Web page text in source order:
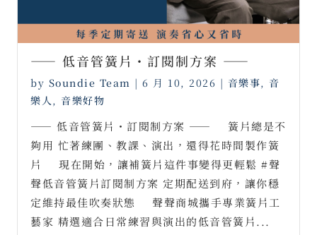
—— 低音管簧片・訂閱制方案 ——
by Soundie Team | 6 月 10, 2026 | 音樂事, 音
樂人, 音樂好物
—— 低音管簧片・訂閱制方案 —— ⠀ 簧片總是不
夠用 忙著練團、教課、演出，還得花時間製作簧
片 ⠀ 現在開始，讓補簧片這件事變得更輕鬆 #聲
聲低音管簧片訂閱制方案 定期配送到府，讓你穩
定維持最佳吹奏狀態 ⠀ 聲聲商城攜手專業簧片工
藝家 精選適合日常練習與演出的低音管簧片...